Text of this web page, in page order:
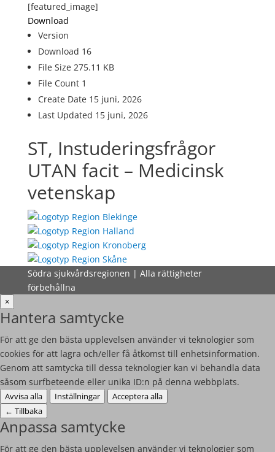
[featured_image]
Download
Version
Download 16
File Size 275.11 KB
File Count 1
Create Date 15 juni, 2026
Last Updated 15 juni, 2026
ST, Instuderingsfrågor
UTAN facit – Medicinsk
vetenskap
Södra sjukvårdsregionen | Alla rättigheter
förbehållna
×
Hantera samtycke
För att ge den bästa upplevelsen använder vi teknologier som
cookies för att lagra och/eller få åtkomst till enhetsinformation.
Genom att samtycka till dessa teknologier kan vi behandla data
såsom surfbeteende eller unika ID:n på denna webbplats.
Avvisa alla Inställningar
Acceptera alla
← Tillbaka
Anpassa samtycke
För att ge den bästa upplevelsen använder vi teknologier som